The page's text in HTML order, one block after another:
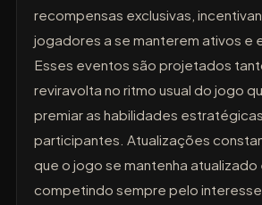
recompensas exclusivas,
jogadores a se manterem ativos e
Esses eventos são projetados
reviravolta no ritmo usual do jogo
premiar as habilidades
participantes. Atualizações
que o jogo se mantenha atualizado
competindo sempre pelo